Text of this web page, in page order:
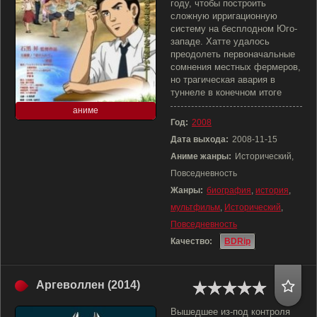
аниме
году, чтобы построить
сложную ирригационную
систему на бесплодном Юго-
западе. Хатте удалось
преодолеть первоначальные
сомнения местных фермеров,
но трагическая авария в
туннеле в конечном итоге
Год: 2008
Дата выхода: 2008-11-15
Аниме жанры: Исторический,
Повседневность
Жанры: биография, история,
мультфильм, Исторический,
Повседневность
Качество:
BDRip
Аргеволлен (2014)
Вышедшее из-под контроля